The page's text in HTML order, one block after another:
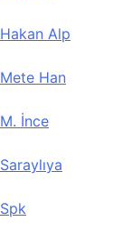
Hakan Alp
Mete Han
M. İnce
Saraylıya
Spk